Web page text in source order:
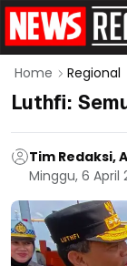
Home Regional
Luthfi:
Tim Redaksi,
Minggu, 6 April